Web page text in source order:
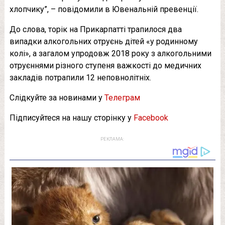
хлопчику”, – повідомили в Ювенальній превенції.
До слова, торік на Прикарпатті трапилося два
випадки алкогольних отруєнь дітей «у родинному
колі», а загалом упродовж 2018 року з алкогольними
отруєннями різного ступеня важкості до медичних
закладів потрапили 12 неповнолітніх.
Слідкуйте за новинами у Телеграм
Підписуйтеся на нашу сторінку у Facebook
РЕКЛАМА: